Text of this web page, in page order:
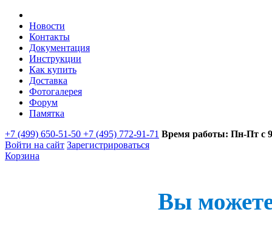
Новости
Контакты
Документация
Инструкции
Как купить
Доставка
Фотогалерея
Форум
Памятка
+7 (499) 650-51-50 +7 (495) 772-91-71 Время работы: Пн-Пт с
Войти на сайт Зарегистрироваться
Корзина
Вы